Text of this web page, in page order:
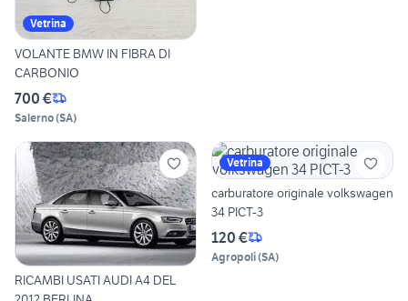
Vetrina
VOLANTE BMW IN FIBRA DI
CARBONIO
700 €
Salerno(SA)
RICAMBI USATI AUDI A4 DEL
Vetrina
carburatore originale volkswagen
34 PICT-3
120 €
Agropoli(SA)